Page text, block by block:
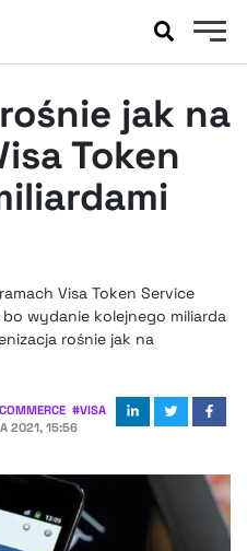
jak na
Token
Visa Token Service
bo wydanie kolejnego miliarda
rośnie jak na
#VISA
2021, 15:56